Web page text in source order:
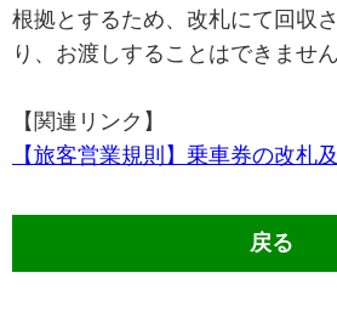
根拠とするため、改札にて回収
り、お渡しすることはできません
【関連リンク】
【旅客営業規則】乗車券の改札
戻る